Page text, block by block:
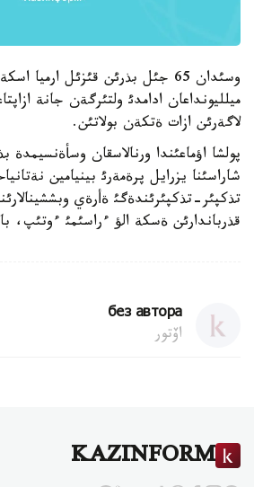
وسئدان 65 جئل بذرئن قئزئل ارميا
ميلليونداعان ادامدئ ولتئرگةن جانة
لاگةرئن ازات ةتكةن بولاتئن.
پولشا اؤماعئندا ورنالاسقان
شاراسئنا يزرايل پرةمةرئ بينيامين
تذكپئر-تذكپئرئندةگئ ةأرةي
قذرباندارئن ةسكة الؤ ءراسئمئ ءوتئپ،
без автора
اۆتور
KAZINFORM